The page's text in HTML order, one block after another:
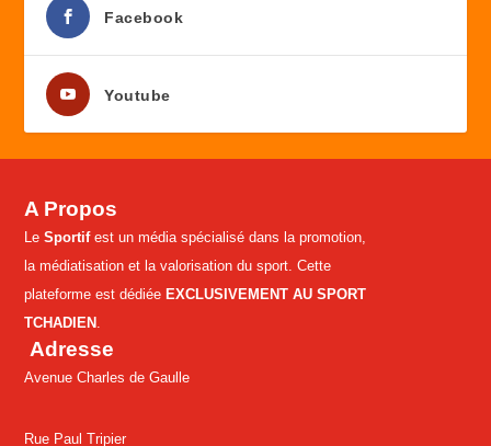
Facebook
Youtube
A Propos
LeSportifest un média spécialisé dans la promotion,
la médiatisation et la valorisation du sport. Cette
plateforme est dédiéeEXCLUSIVEMENT AU SPORT
TCHADIEN
Adresse
Avenue Charles de Gaulle
Rue Paul Tripier